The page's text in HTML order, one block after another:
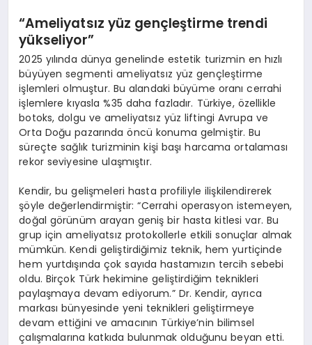
“Ameliyatsız yüz gençleştirme trendi
yükseliyor”
2025 yılında dünya genelinde estetik turizmin en hızlı
büyüyen segmenti ameliyatsız yüz gençleştirme
işlemleri olmuştur. Bu alandaki büyüme oranı cerrahi
işlemlere kıyasla %35 daha fazladır. Türkiye, özellikle
botoks, dolgu ve ameliyatsız yüz liftingi Avrupa ve
Orta Doğu pazarında öncü konuma gelmiştir. Bu
süreçte sağlık turizminin kişi başı harcama ortalaması
rekor seviyesine ulaşmıştır.
Kendir, bu gelişmeleri hasta profiliyle ilişkilendirerek
şöyle değerlendirmiştir: “Cerrahi operasyon istemeyen,
doğal görünüm arayan geniş bir hasta kitlesi var. Bu
grup için ameliyatsız protokollerle etkili sonuçlar almak
mümkün. Kendi geliştirdiğimiz teknik, hem yurtiçinde
hem yurtdışında çok sayıda hastamızın tercih sebebi
oldu. Birçok Türk hekimine geliştirdiğim teknikleri
paylaşmaya devam ediyorum.” Dr. Kendir, ayrıca
markası bünyesinde yeni teknikleri geliştirmeye
devam ettiğini ve amacının Türkiye’nin bilimsel
çalışmalarına katkıda bulunmak olduğunu beyan etti.